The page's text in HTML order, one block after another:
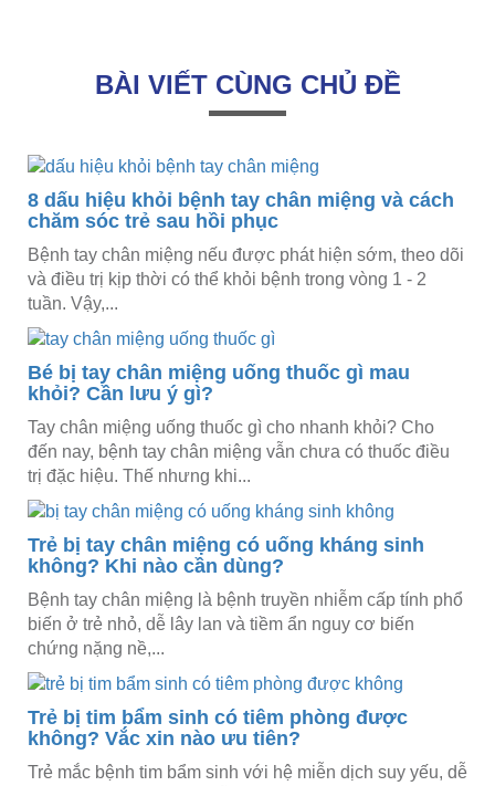
BÀI VIẾT CÙNG CHỦ ĐỀ
8 dấu hiệu khỏi bệnh tay chân miệng và cách
chăm sóc trẻ sau hồi phục
Bệnh tay chân miệng nếu được phát hiện sớm, theo dõi
và điều trị kịp thời có thể khỏi bệnh trong vòng 1 - 2
tuần. Vậy,...
Bé bị tay chân miệng uống thuốc gì mau
khỏi? Cần lưu ý gì?
Tay chân miệng uống thuốc gì cho nhanh khỏi? Cho
đến nay, bệnh tay chân miệng vẫn chưa có thuốc điều
trị đặc hiệu. Thế nhưng khi...
Trẻ bị tay chân miệng có uống kháng sinh
không? Khi nào cần dùng?
Bệnh tay chân miệng là bệnh truyền nhiễm cấp tính phổ
biến ở trẻ nhỏ, dễ lây lan và tiềm ẩn nguy cơ biến
chứng nặng nề,...
Trẻ bị tim bẩm sinh có tiêm phòng được
không? Vắc xin nào ưu tiên?
Trẻ mắc bệnh tim bẩm sinh với hệ miễn dịch suy yếu, dễ